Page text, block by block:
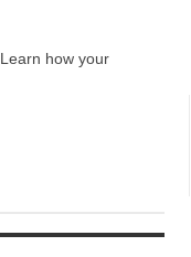
Learn how your